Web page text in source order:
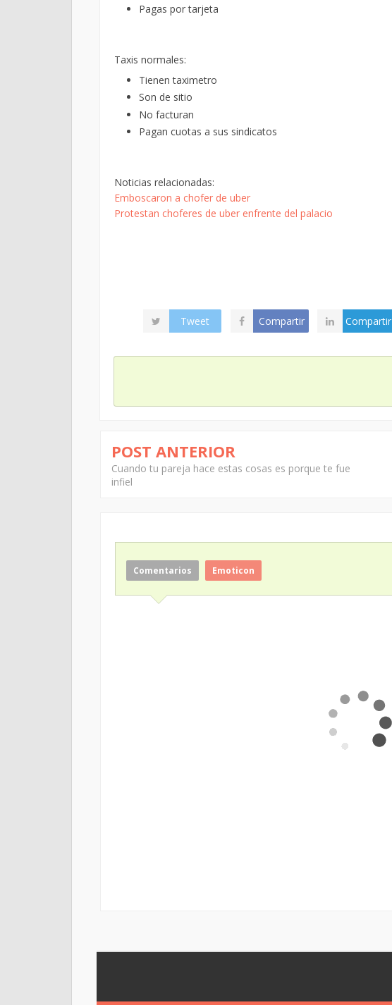
Pagas por tarjeta
Taxis normales:
Tienen taximetro
Son de sitio
No facturan
Pagan cuotas a sus sindicatos
Noticias relacionadas:
Emboscaron a chofer de uber
Protestan choferes de uber enfrente del palacio
Tweet Compartir Compartir
POST ANTERIOR
Cuando tu pareja hace estas cosas es porque te fue
infiel
Comentarios Emoticon